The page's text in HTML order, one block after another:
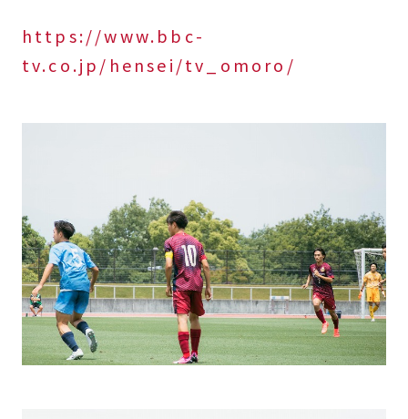
https://www.bbc-
tv.co.jp/hensei/tv_omoro/